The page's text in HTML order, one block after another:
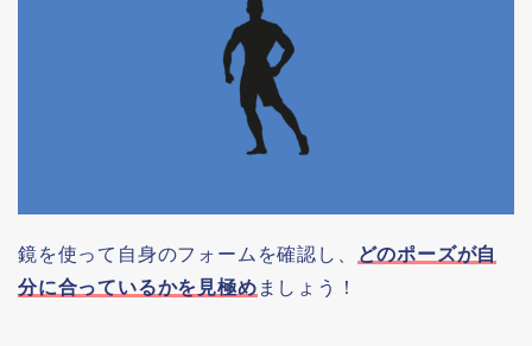
鏡を使って自身のフォームを確認し、
どのポーズが自
分に合っているかを見極め ましょう！